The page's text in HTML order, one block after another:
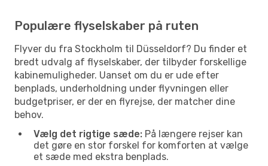
Populære flyselskaber på ruten
Flyver du fra Stockholm til Düsseldorf? Du finder et
bredt udvalg af flyselskaber, der tilbyder forskellige
kabinemuligheder. Uanset om du er ude efter
benplads, underholdning under flyvningen eller
budgetpriser, er der en flyrejse, der matcher dine
behov.
Vælg det rigtige sæde: På længere rejser kan
det gøre en stor forskel for komforten at vælge
et sæde med ekstra benplads.